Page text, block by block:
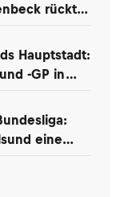
rückt
Hauptstadt:
-GP in
eine